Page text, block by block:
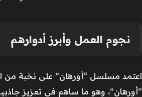
نجوم العمل وأبرز أدوارهم
اعتمد مسلسل “أورهان” على نخبة من
“أورهان”، وهو ما ساهم في تعزيز